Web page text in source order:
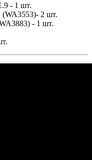
- 1 шт.
2 шт.
- 1 шт.